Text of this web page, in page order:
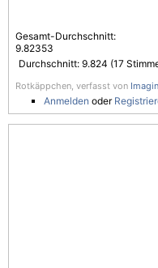
Gesamt-Durchschnitt:
9.82353
Durchschnitt: 9.824 (17
Rotkäppchen, verfasst von
Anmelden oder